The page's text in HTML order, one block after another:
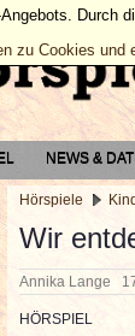
NEWS &
Hörspiele
Wir
Annika Lange
HÖRSPIEL
zu Cookies und